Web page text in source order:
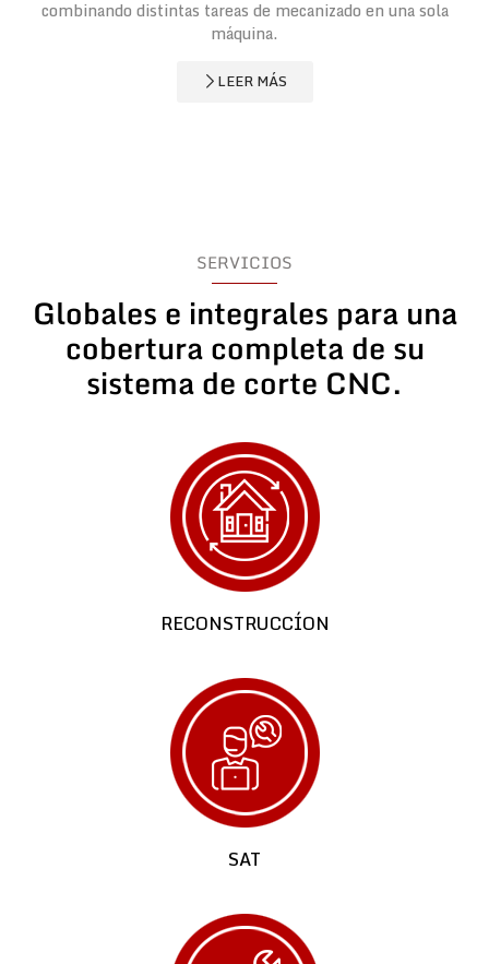
combinando distintas tareas de mecanizado en una sola
máquina.
LEER MÁS
SERVICIOS
Globales e integrales para una
cobertura completa de su
sistema de corte CNC.
RECONSTRUCCÍON
SAT